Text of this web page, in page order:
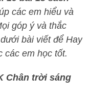
các em hiểu và
góp ý và thắc
bài viết để Hay
các em học tốt.
Chân trời sáng